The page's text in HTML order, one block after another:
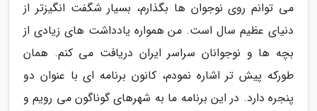
می توانم روی نوجوان ها بگذارم، بسیار شگفت انگیزتر از
دنیای عظیم سال است. من همواره یادداشت های زیادی از
بچه ها و نوجوانان سراسر ایران دریافت می کنم. همان
طورکه پیش تر اشاره نمودم، کانون برنامه ای با عنوان دو
پنجره دارد. در این برنامه ما به شهرهای گوناگون می رویم و